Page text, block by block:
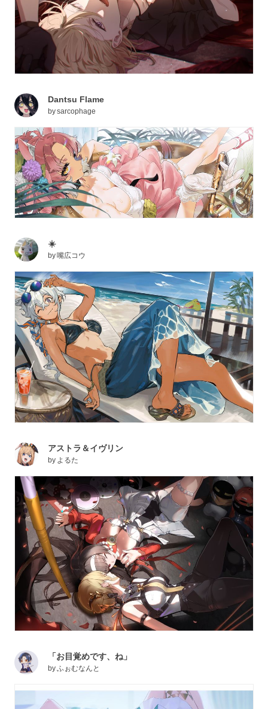
Dantsu Flame
bysarcophage
☀️
by嘴広コウ
アストラ＆イヴリン
by よるた
「お目覚めです、ね」
byふぉむなんと